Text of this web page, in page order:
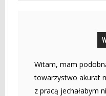
Witam, mam
towarzystwo akurat
z pracą jechałabym